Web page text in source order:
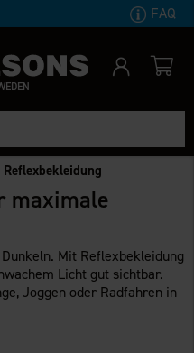
FAQ
Reflexbekleidung
maximale
Mit Reflexbekleidung
Licht gut sichtbar.
Joggen oder Radfahren in